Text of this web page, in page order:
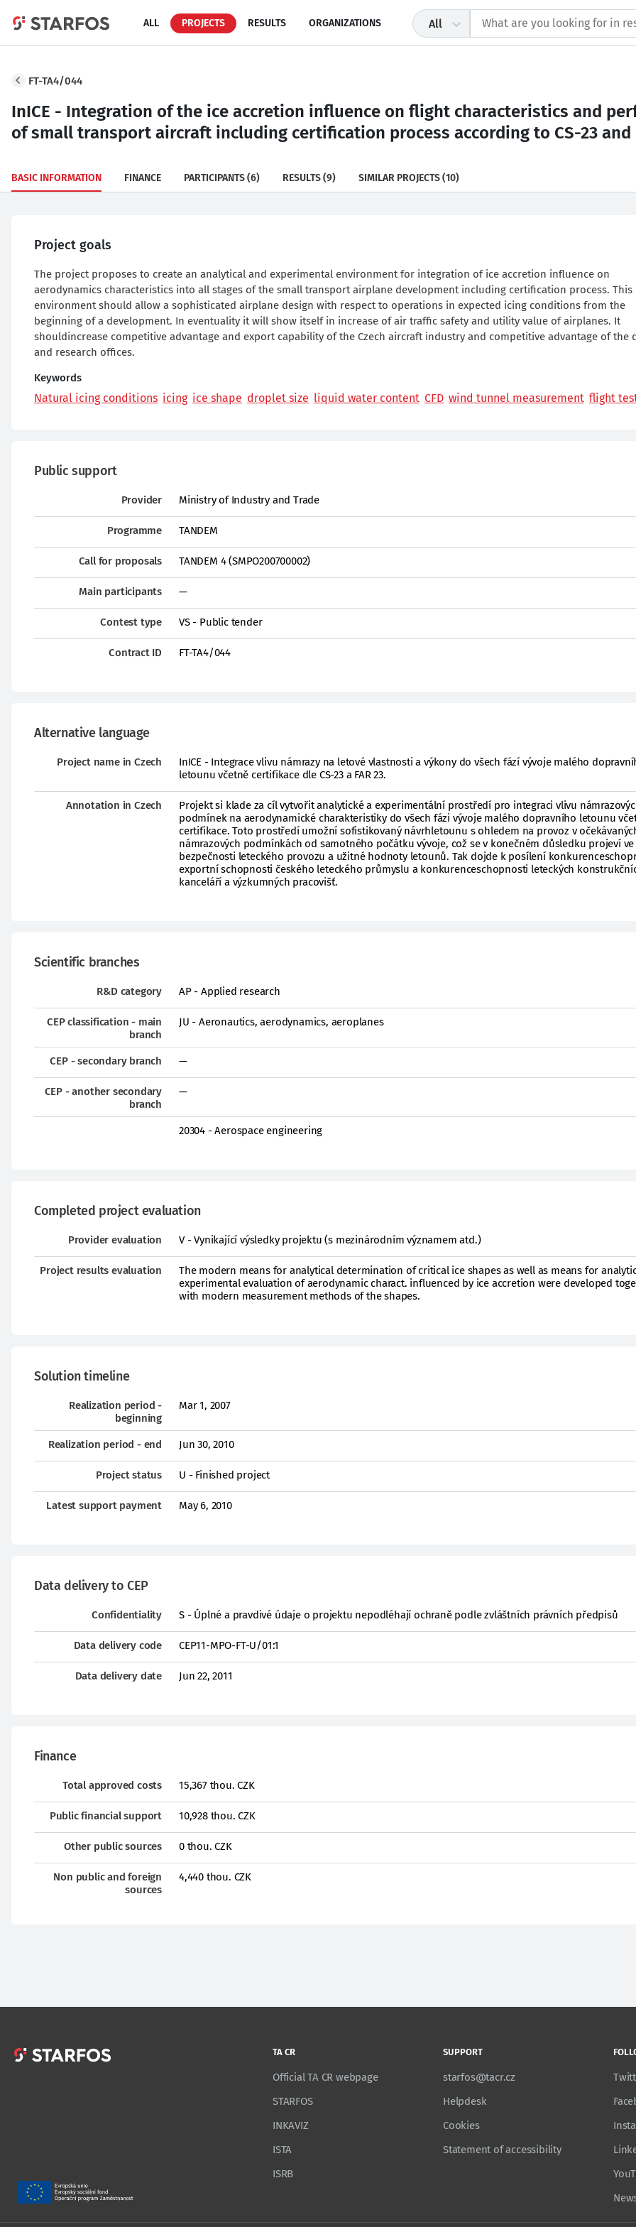
ALL PROJECTS RESULTS ORGANIZATIONS All
FT-TA4/044
InICE - Integration of the ice accretion influence on flight characteristics and
of small transport aircraft including certification process according to CS-23 and
BASIC INFORMATION FINANCE PARTICIPANTS(6) RESULTS(9) SIMILAR PROJECTS(10)
Project goals
The project proposes to create an analytical and experimental environment for integration of ice accretion influence on
aerodynamics characteristics into all stages of the small transport airplane development including certification process. This
environment should allow a sophisticated airplane design with respect to operations in expected icing conditions from the
beginning of a development. In eventuality it will show itself in increase of air traffic safety and utility value of airplanes. It
shouldincrease competitive advantage and export capability of the Czech aircraft industry and competitive advantage of the
and research offices.
Keywords
Natural icing conditions icing ice shape droplet size liquid water content CFD wind tunnel measurement flight
Public support
Provider Ministry of Industry and Trade
Programme TANDEM
Call for proposals TANDEM 4 (SMPO200700002)
Main participants —
Contest type VS - Public tender
Contract ID FT-TA4/044
Alternative language
Project name in Czech
InICE - Integrace vlivu námrazy na letové vlastnosti a výkony do všech fází vývoje malého
letounu včetně certifikace dle CS-23 a FAR 23.
Annotation in Czech
Projekt si klade za cíl vytvořit analytické a experimentální prostředí pro integraci vlivu
podmínek na aerodynamické charakteristiky do všech fázi vývoje malého dopravního letounu
certifikace. Toto prostředí umožní sofistikovaný návrhletounu s ohledem na provoz v
námrazových podmínkách od samotného počátku vývoje, což se v konečném důsledku projeví ve
bezpečnosti leteckého provozu a užitné hodnoty letounů. Tak dojde k posílení
exportní schopnosti českého leteckého průmyslu a konkurenceschopnosti leteckých
kanceláří a výzkumných pracovišť.
Scientific branches
R&D category AP - Applied research
CEP classification - main
branch
JU - Aeronautics, aerodynamics, aeroplanes
CEP - secondary branch —
CEP - another secondary
branch
—
20304 - Aerospace engineering
Completed project evaluation
Provider evaluation V - Vynikající výsledky projektu (s mezinárodním významem atd.)
Project results evaluation
The modern means for analytical determination of critical ice shapes as well as means for
experimental evaluation of aerodynamic charact. influenced by ice accretion were developed
with modern measurement methods of the shapes.
Solution timeline
Realization period -
beginning
Mar 1, 2007
Realization period - end Jun 30, 2010
Project status U - Finished project
Latest support payment May 6, 2010
Data delivery to CEP
Confidentiality S - Úplné a pravdivé údaje o projektu nepodléhají ochraně podle zvláštních právních předpisů
Data delivery code CEP11-MPO-FT-U/01:1
Data delivery date Jun 22, 2011
Finance
Total approved costs 15,367 thou. CZK
Public financial support 10,928 thou. CZK
Other public sources 0 thou. CZK
Non public and foreign
sources
4,440 thou. CZK
TA CR
Official TA CR webpage
STARFOS
INKAVIZ
ISTA
ISRB
SUPPORT
starfos@tacr.cz
Helpdesk
Cookies
Statement of accessibility